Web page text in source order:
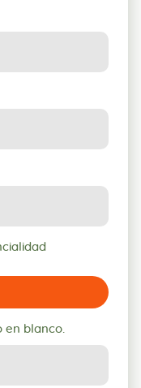
en blanco.